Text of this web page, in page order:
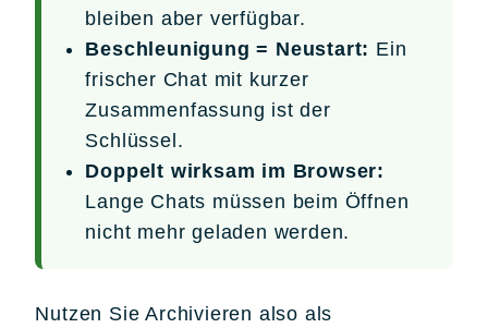
bleiben aber verfügbar.
Beschleunigung = Neustart: Ein
frischer Chat mit kurzer
Zusammenfassung ist der
Schlüssel.
Doppelt wirksam im Browser:
Lange Chats müssen beim Öffnen
nicht mehr geladen werden.
Nutzen Sie Archivieren also als